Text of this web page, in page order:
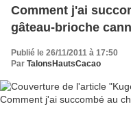
Comment j'ai
gâteau-brioche
Publié le 26/11/2011 à 17:50
Par TalonsHautsCacao